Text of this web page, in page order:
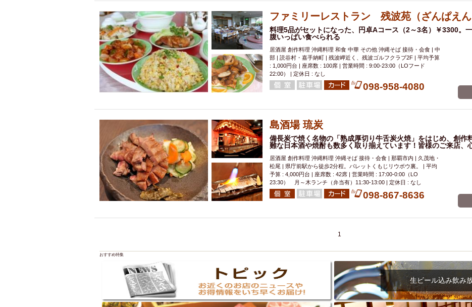
キリン一番搾り
エビ カレー チャージ無し 牡蠣 夜景・景色◎ 夜12時以降入店可
アレルギー対応可能
牧志駅周辺 ペット同伴 ビアガーデン チーズ 天ぷら ラーメン
ダイエット中におススメ
沖縄そば 串揚げ バレンタイン
ソファー
激辛料理 石垣牛 アヒージョ アサヒ 割烹 女性専用トイレあり
ファーストフード
スペシャルディナー ホルモン(もつ) 炭火焼 ペイディ（給料日）
スクリーン
スペインバル・イタリアンバール 食べ放題 動物カフェ＆バー
イタ
餃子
キリン 分煙 少人数貸切(15名以下から) 島野菜 しゃぶしゃぶ パクチー 炉
ホッピー
焼肉 電気ブラン エビスビール
マイク
サッポロ 昼宴会 イベリコ豚 山盛、メガ盛り つけ麺 日本そば 冬限定メ
市立病院前駅周辺
中華 お好み焼き・もんじゃ オーガニック プレミアムフライデー
綺麗orお洒落なトイレ
ランチバイキング フルーツハイボール 飲み比べセット
クラフトビール
鉄板焼き 幹事様特典 おばんざい チーズタッカルビ 奥武山公園駅周辺
壺川駅周辺
秋限定メニュー 春限定メニュー フレンチ 夏限定メニュー ENJOY
ファミリーレストラン 残波苑（ざんぱえん
料理5品がセットになった、円卓Aコース（2～3名）￥3300。
腹いっぱい食べられる
居酒屋 創作料理 沖縄料理 和食 中華 その他 沖縄そば 接待・会食 | 中
部 | 読谷村・嘉手納町 | 残波岬近く、残波ゴルフクラブ2F | 平均予算
: 1,000円台 | 座席数 : 100席 | 営業時間 : 9:00-23:00（LOフード
22:00） | 定休日 : なし
098-958-4080
島酒場 琉炭
備長炭で焼く名物の「熟成厚切り牛舌炭火焼」をはじめ、創作
難な日本酒や焼酎も数多く取り揃えています！皆様のご来店、
居酒屋 創作料理 沖縄料理 沖縄そば 接待・会食 | 那覇市内 | 久茂地・
松尾 | 県庁前駅から徒歩2分程。パレットくもじリウボウ裏。 | 平均
予算 : 4,000円台 | 座席数 : 42席 | 営業時間 : 17:00-0:00（LO
23:30） 月～木ランチ（弁当有）11:30-13:00 | 定休日 : なし
098-867-8636
1
おすすめ特集
生ビール込み飲み